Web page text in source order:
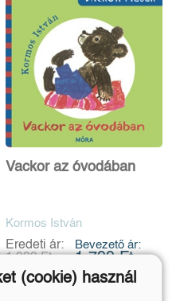
Vackor az óvodában
Kormos István
Eredeti ár:
1 999 Ft
Bevezető ár:
1 799 Ft
(cookie) használ